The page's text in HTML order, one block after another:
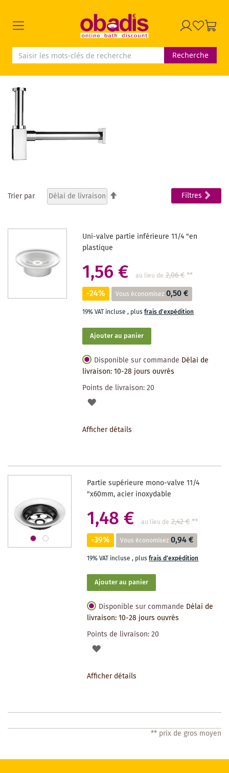
Recherche
Trier par Filtres
Uni-valve partie inférieure 11/4 "en
plastique
1,56 € au lieu de 2,06 €**
-24% Vous économisez 0,50 €
19% VAT incluse, plusfrais d'expédition
Ajouter au panier
Disponible sur commande Délai de
livraison: 10-28 jours ouvrés
Points de livraison:20
AJOUTER
SOUHAITS
Afficher détails
Partie supérieure mono-valve 11/4
"x60mm, acier inoxydable
1,48 € au lieu de 2,42 €**
-39% Vous économisez 0,94 €
19% VAT incluse, plusfrais d'expédition
Ajouter au panier
Disponible sur commande Délai de
livraison: 10-28 jours ouvrés
Points de livraison:20
AJOUTER
Afficher détails
** prix de gros moyen